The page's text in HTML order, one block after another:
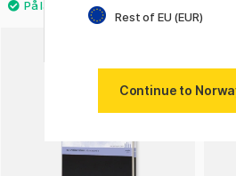
Rest of EU (EUR)
Continue to